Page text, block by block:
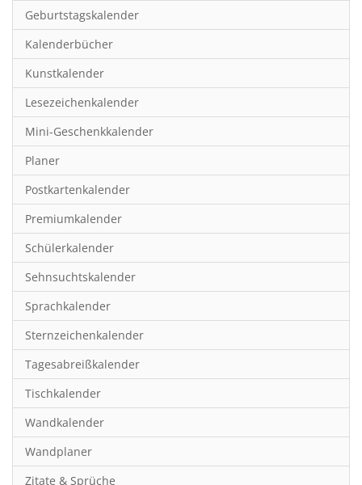
Frauen
Fußball
Gaming
Geburtstagskalender
Geschichte
Hobby & Basteln
Humor & Cartoon
Inspiration & Entspannung
Inspiration & Spiritualität
Kinderkalender
Kunst
Länder & Städte
Landschaft & Natur
Lifestyle
Literatur
Manga & Animé
Neutrale Kalender
Geburtstagskalender
Kalenderbücher
Kunstkalender
Lesezeichenkalender
Mini-Geschenkkalender
Planer
Postkartenkalender
Premiumkalender
Schülerkalender
Sehnsuchtskalender
Sprachkalender
Sternzeichenkalender
Tagesabreißkalender
Tischkalender
Wandkalender
Wandplaner
Zitate & Sprüche